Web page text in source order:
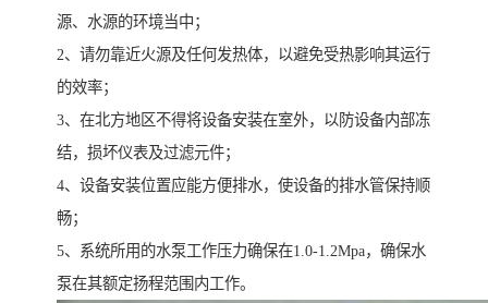
源、水源的环境当中；
2、请勿靠近火源及任何发热体，以避免受热影响其运行
的效率；
3、在北方地区不得将设备安装在室外，以防设备内部冻
结，损坏仪表及过滤元件；
4、设备安装位置应能方便排水，使设备的排水管保持顺
畅；
5、系统所用的水泵工作压力确保在1.0-1.2Mpa，确保水
泵在其额定扬程范围内工作。